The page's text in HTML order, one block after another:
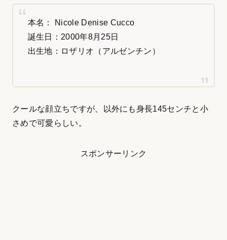
本名： Nicole Denise Cucco
誕生日：2000年8月25日
出生地：ロザリオ（アルゼンチン）
クールな顔立ちですが、以外にも身長145センチと小
さめで可愛らしい。
スポンサーリンク